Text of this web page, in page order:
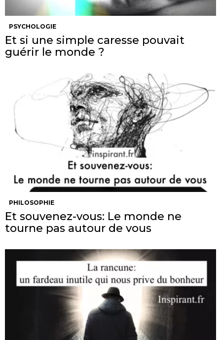
PSYCHOLOGIE
Et si une simple caresse pouvait
guérir le monde ?
PHILOSOPHIE
Et souvenez-vous: Le monde ne
tourne pas autour de vous